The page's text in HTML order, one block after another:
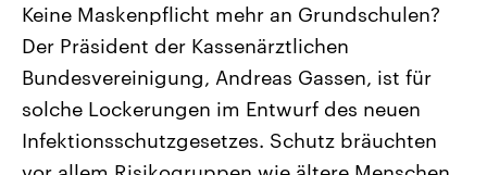
Landtagswahl Sachsen-Anhalt
2026
Alle Informationen
Sachsen-Anhalt wählt am 6.
September 2026 einen neuen
Landtag. Seit 2021 wird das
Bundesland von einer Koalition aus
USA
Aktuelle Beiträge,
Hintergründe
Wirtschaftlich und
gehören die Vereinigten
den mächtigsten Ländern
mit großem Einfluss auf
Keine Maskenpflicht mehr an Grundschulen?
Der Präsident der Kassenärztlichen
Bundesvereinigung, Andreas Gassen, ist für
solche Lockerungen im Entwurf des neuen
Infektionsschutzgesetzes. Schutz bräuchten